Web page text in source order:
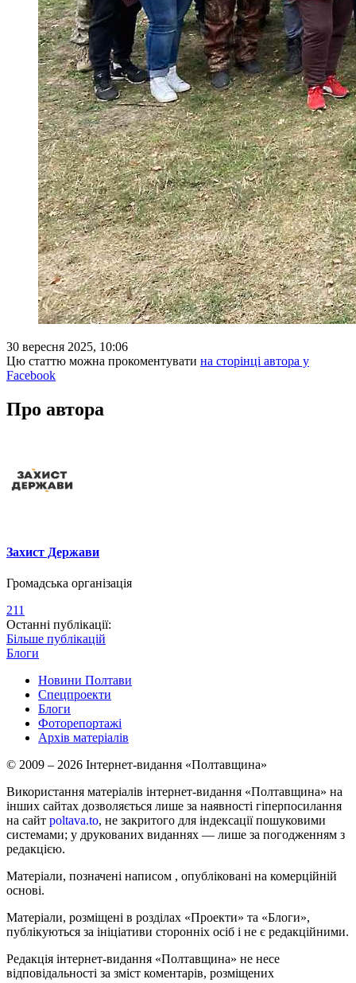
30 вересня 2025, 10:06
Цю статтю можна прокоментувати на сторінці автора у
Facebook
Про автора
Захист Держави
Громадська організація
211
Останні публікації:
Більше публікацій
Блоги
Новини Полтави
Спецпроекти
Блоги
Фоторепортажі
Архів матеріалів
© 2009 – 2026 Інтернет-видання «Полтавщина»
Використання матеріалів інтернет-видання «Полтавщина» на
інших сайтах дозволяється лише за наявності гіперпосилання
на сайт poltava.to, не закритого для індексації пошуковими
системами; у друкованих виданнях — лише за погодженням з
редакцією.
Матеріали, позначені написом , опубліковані на комерційній
основі.
Матеріали, розміщені в розділах «Проекти» та «Блоги»,
публікуються за ініціативи сторонніх осіб і не є редакційними.
Редакція інтернет-видання «Полтавщина» не несе
відповідальності за зміст коментарів, розміщених